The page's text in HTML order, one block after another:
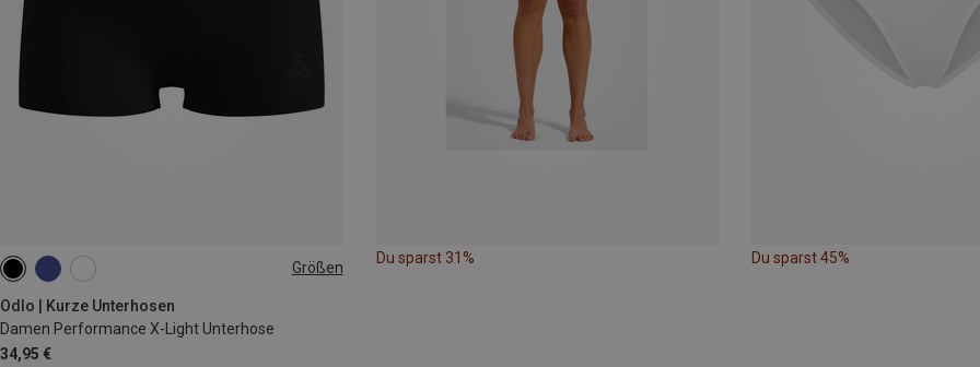
Größen
Odlo | Kurze Unterhosen
Damen Performance X-Light Unterhose
34,95 €
XS S
Du sparst 31% Du sparst 45%